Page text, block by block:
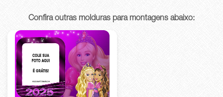
Confira outras molduras para montagens abaixo: